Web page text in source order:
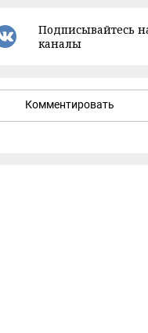
Подписывайтесь
каналы
Комментировать